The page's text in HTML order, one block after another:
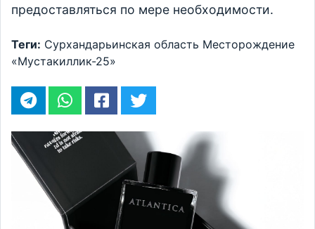
предоставляться по мере необходимости.
Теги: Сурхандарьинская область Месторождение
«Мустакиллик-25»